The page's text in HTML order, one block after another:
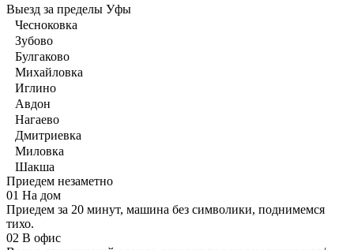
Выезд за пределы Уфы
Чесноковка
Зубово
Булгаково
Михайловка
Иглино
Авдон
Нагаево
Дмитриевка
Миловка
Шакша
Приедем незаметно
01 На дом
Приедем за 20 минут, машина без символики, поднимемся
тихо.
02 В офис